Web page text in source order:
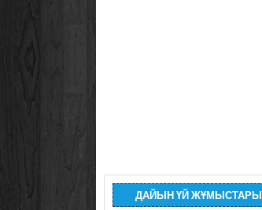
ДАЙЫН ҮЙ ЖҰМЫСТАРЫ